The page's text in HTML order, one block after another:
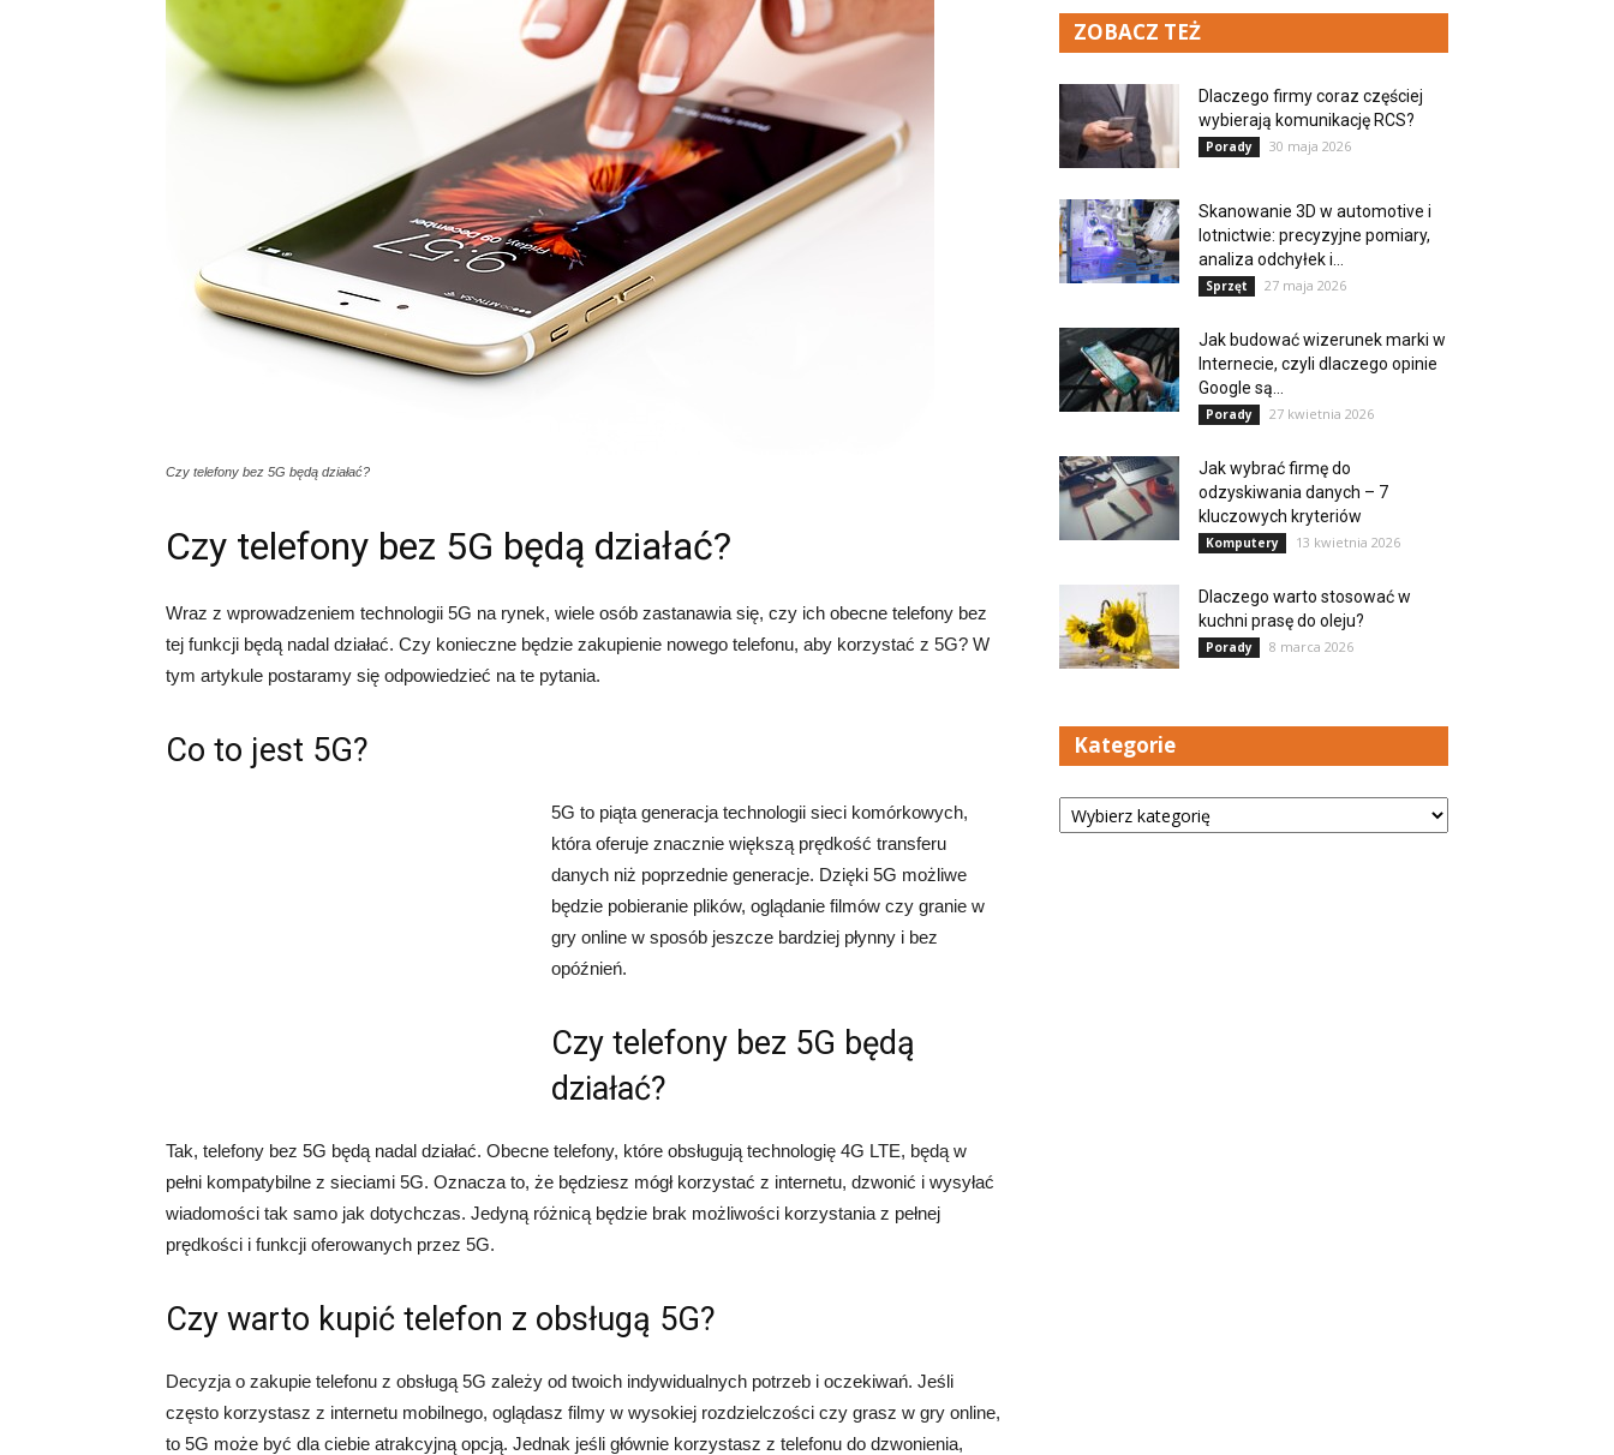
Czy telefony bez 5G będą działać?
Czy telefony bez 5G będą działać?
Wraz z wprowadzeniem technologii 5G na rynek, wiele osób zastanawia się, czy ich obecne telefony bez
tej funkcji będą nadal działać. Czy konieczne będzie zakupienie nowego telefonu, aby korzystać z 5G? W
tym artykule postaramy się odpowiedzieć na te pytania.
Co to jest 5G?
5G to piąta generacja technologii sieci komórkowych,
która oferuje znacznie większą prędkość transferu
danych niż poprzednie generacje. Dzięki 5G możliwe
będzie pobieranie plików, oglądanie filmów czy granie w
gry online w sposób jeszcze bardziej płynny i bez
opóźnień.
Czy telefony bez 5G będą
działać?
Tak, telefony bez 5G będą nadal działać. Obecne telefony, które obsługują technologię 4G LTE, będą w
pełni kompatybilne z sieciami 5G. Oznacza to, że będziesz mógł korzystać z internetu, dzwonić i wysyłać
wiadomości tak samo jak dotychczas. Jedyną różnicą będzie brak możliwości korzystania z pełnej
prędkości i funkcji oferowanych przez 5G.
Czy warto kupić telefon z obsługą 5G?
Decyzja o zakupie telefonu z obsługą 5G zależy od twoich indywidualnych potrzeb i oczekiwań. Jeśli
często korzystasz z internetu mobilnego, oglądasz filmy w wysokiej rozdzielczości czy grasz w gry online,
to 5G może być dla ciebie atrakcyjną opcją. Jednak jeśli głównie korzystasz z telefonu do dzwonienia,
ZOBACZ TEŻ
Dlaczego firmy coraz częściej
wybierają komunikację RCS?
Porady 30 maja 2026
Skanowanie 3D w automotive i
lotnictwie: precyzyjne pomiary,
analiza odchyłek i...
Sprzęt 27 maja 2026
Jak budować wizerunek marki w
Internecie, czyli dlaczego opinie
Google są...
Porady 27 kwietnia 2026
Jak wybrać firmę do
odzyskiwania danych – 7
kluczowych kryteriów
Komputery 13 kwietnia 2026
Dlaczego warto stosować w
kuchni prasę do oleju?
Porady 8 marca 2026
Kategorie
Kategorie